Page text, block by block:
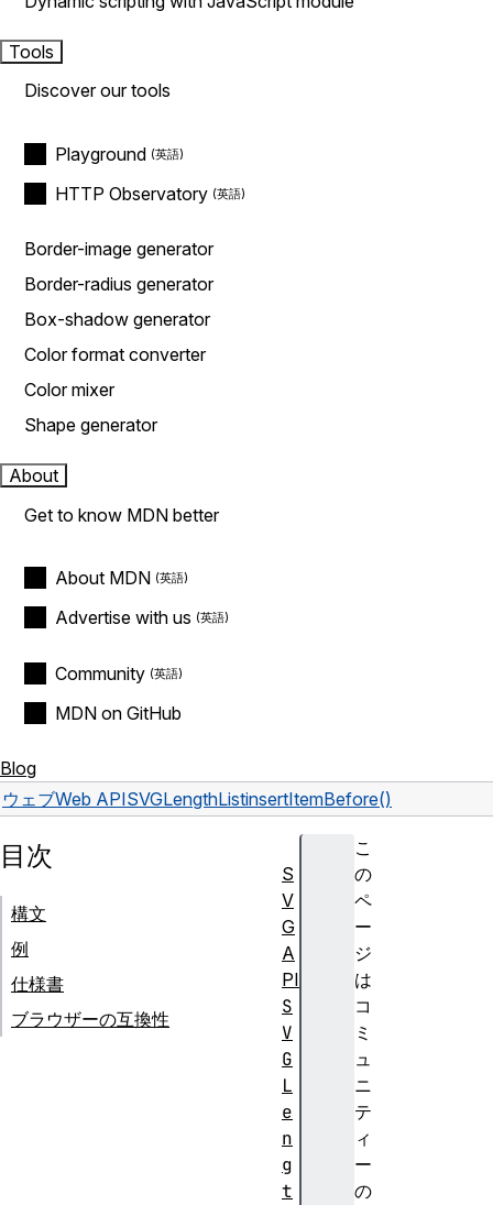
Tools
Discover our tools
Playground
HTTP Observatory
Border-image generator
Border-radius generator
Box-shadow generator
Color format converter
Color mixer
Shape generator
About
Get to know MDN better
About MDN
Advertise with us
Community
MDN on GitHub
Blog
ウェブWeb APISVGLengthListinsertItemBefore()
こ
の
ペ
ー
ジ
は
コ
ミ
ュ
ニ
テ
ィ
ー
の
目次
構文
例
仕様書
ブラウザーの互換性
S
V
G
A
PI
S
V
G
L
e
n
g
t